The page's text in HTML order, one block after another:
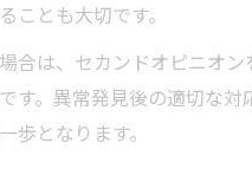
ことも大切です。
合は、セカンドオピニオ
す。異常発見後の適切な対
歩となります。